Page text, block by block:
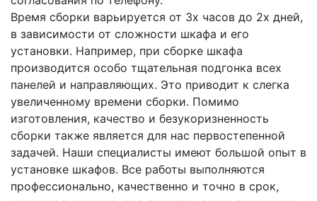
Время сборки варьируется от 3х часов до 2х дней,
в зависимости от сложности шкафа и его
установки. Например, при сборке шкафа
производится особо тщательная подгонка всех
панелей и направляющих. Это приводит к слегка
увеличенному времени сборки. Помимо
изготовления, качество и безукоризненность
сборки также является для нас первостепенной
задачей. Наши специалисты имеют большой опыт в
установке шкафов. Все работы выполняются
профессионально, качественно и точно в срок,